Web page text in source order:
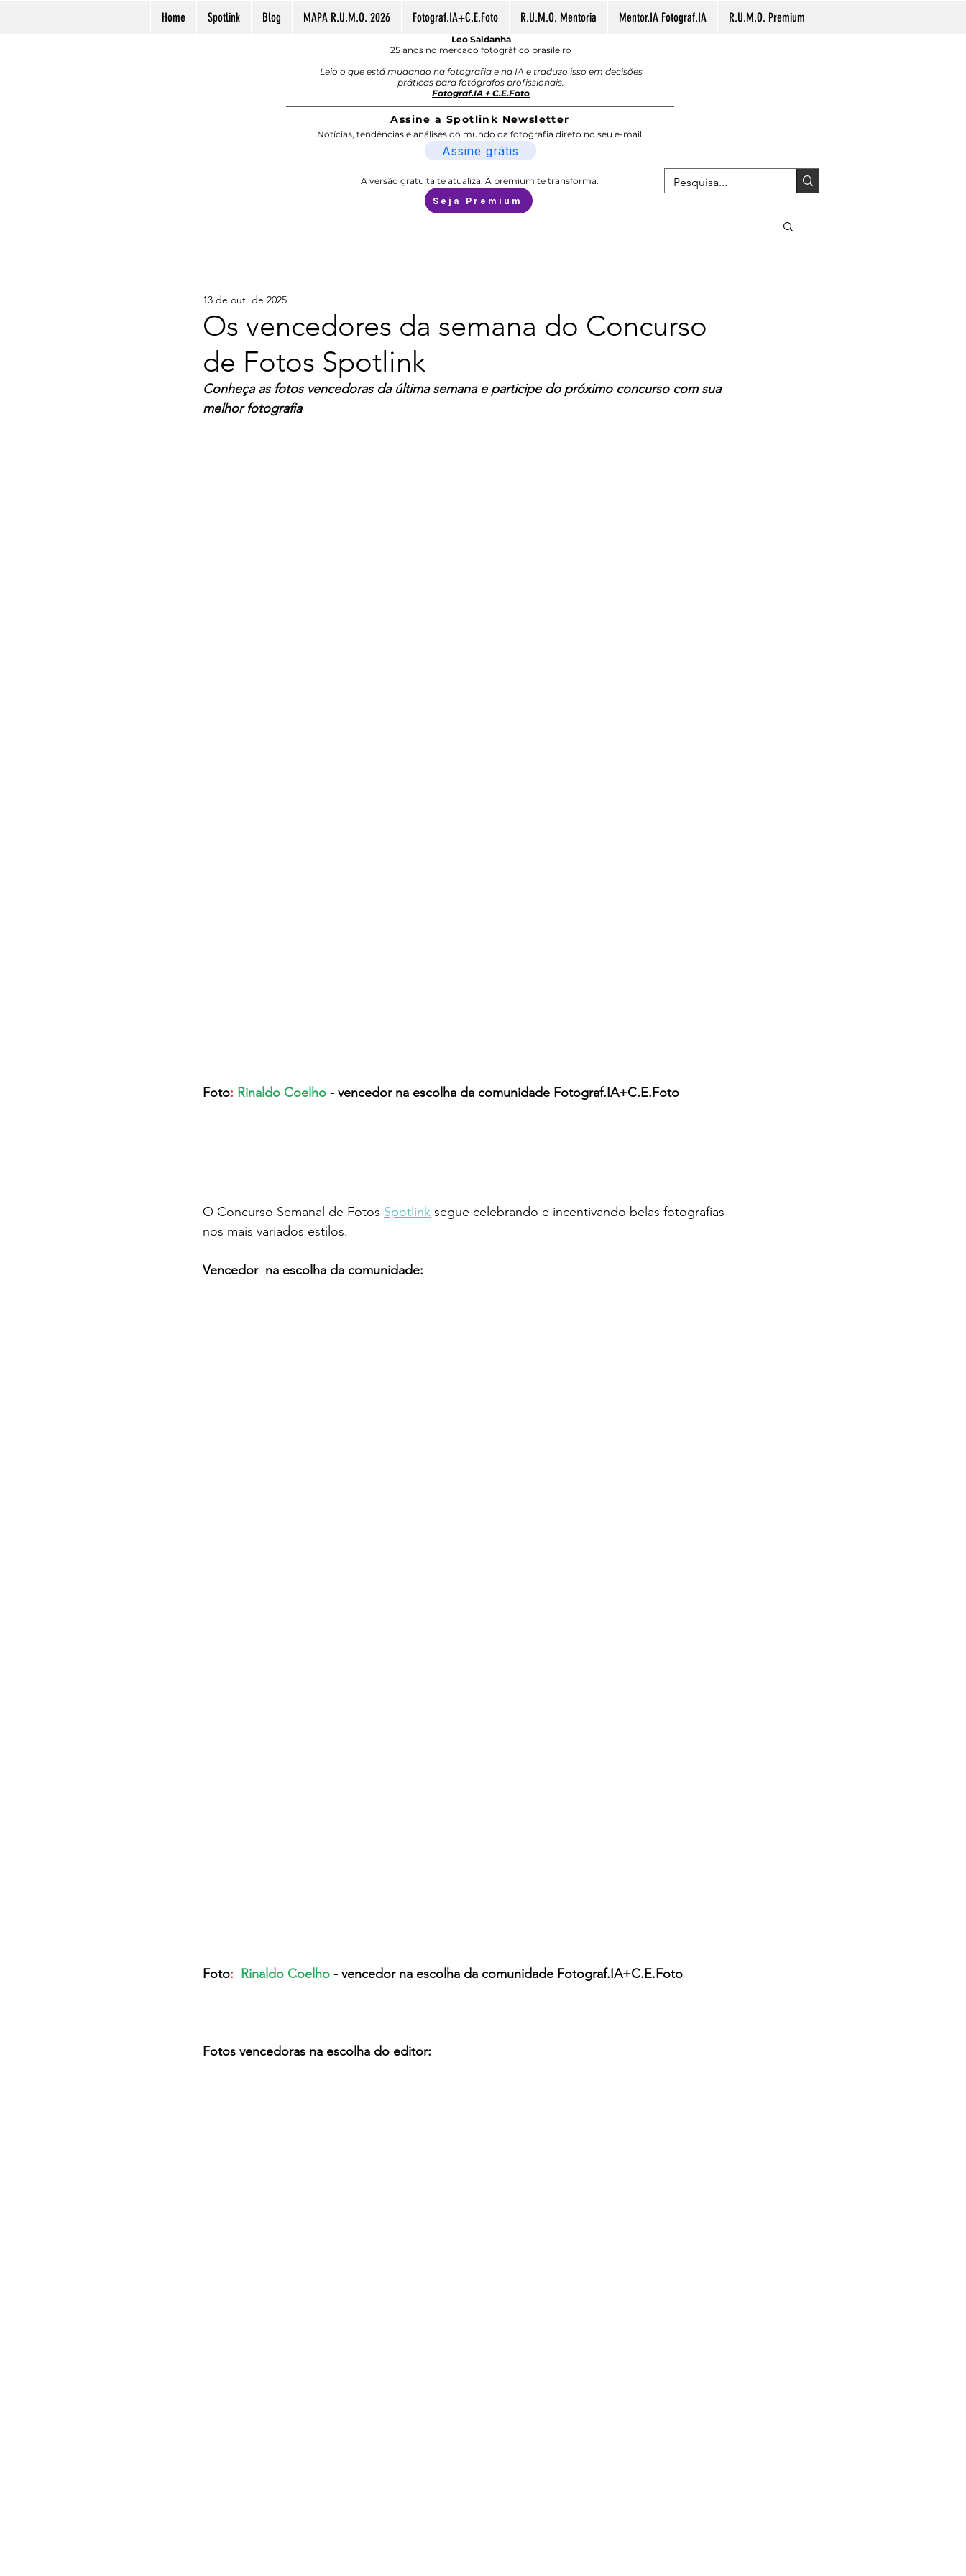
Home Spotlink Blog MAPA R.U.M.O. 2026 Fotograf.IA+C.E.Foto R.U.M.O. Mentoria Mentor.IA Fotograf.IA R.U.M.O. Premium
Leo Saldanha
25 anos no mercado fotográfico brasileiro
Leio o que está mudando na fotografia e na IA e traduzo isso em decisões
práticas para fotógrafos profissionais.
Fotograf.IA + C.E.Foto
Assine a Spotlink Newsletter
Notícias, tendências e análises do mundo da fotografia direto no seu e-mail.
Assine grátis
A versão gratuita te atualiza. A premium te transforma.
Seja Premium
Os vencedores da semana do Concurso
de Fotos Spotlink
13 de out. de 2025
Conheça as fotos vencedoras da última semana e participe do próximo concurso com sua
melhor fotografia
Foto: Rinaldo Coelho - vencedor na escolha da comunidade Fotograf.IA+C.E.Foto
O Concurso Semanal de Fotos Spotlink segue celebrando e incentivando belas fotografias
nos mais variados estilos.
Vencedor  na escolha da comunidade:
Foto: Rinaldo Coelho - vencedor na escolha da comunidade Fotograf.IA+C.E.Foto
Fotos vencedoras na escolha do editor: